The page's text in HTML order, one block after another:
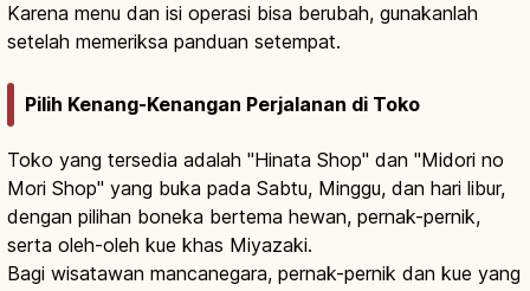
Karena menu dan isi operasi bisa berubah, gunakanlah
setelah memeriksa panduan setempat.
Pilih Kenang-Kenangan Perjalanan di Toko
Toko yang tersedia adalah "Hinata Shop" dan "Midori no
Mori Shop" yang buka pada Sabtu, Minggu, dan hari libur,
dengan pilihan boneka bertema hewan, pernak-pernik,
serta oleh-oleh kue khas Miyazaki.
Bagi wisatawan mancanegara, pernak-pernik dan kue yang